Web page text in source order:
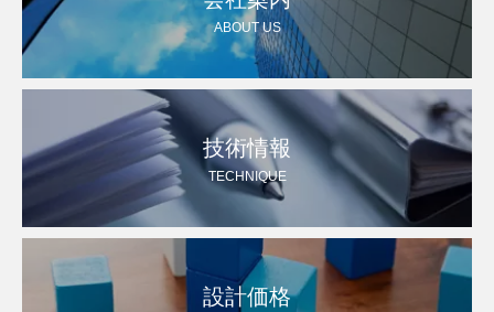
ABOUT US
技術情報
TECHNIQUE
設計価格